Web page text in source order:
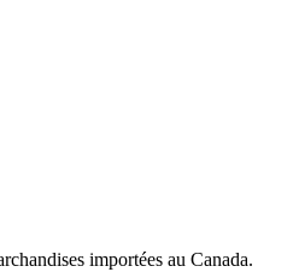
importées au Canada.